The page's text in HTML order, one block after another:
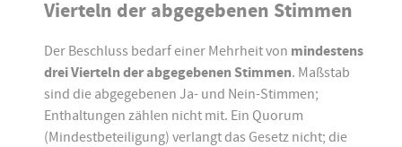
Vierteln der abgegebenen Stimmen
Der Beschluss bedarf einer Mehrheit von mindestens
drei Vierteln der abgegebenen Stimmen. Maßstab
sind die abgegebenen Ja- und Nein-Stimmen;
Enthaltungen zählen nicht mit. Ein Quorum
(Mindestbeteiligung) verlangt das Gesetz nicht; die